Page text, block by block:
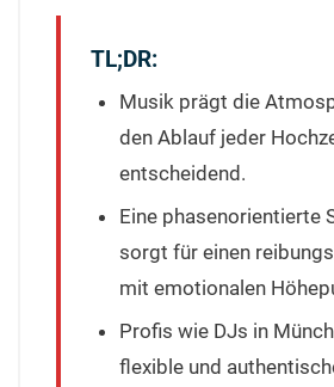
TL;DR:
Musik prägt die
den Ablauf jeder
entscheidend.
Eine phasenorientierte
sorgt für einen
mit emotionalen
Profis wie DJs in
flexible und